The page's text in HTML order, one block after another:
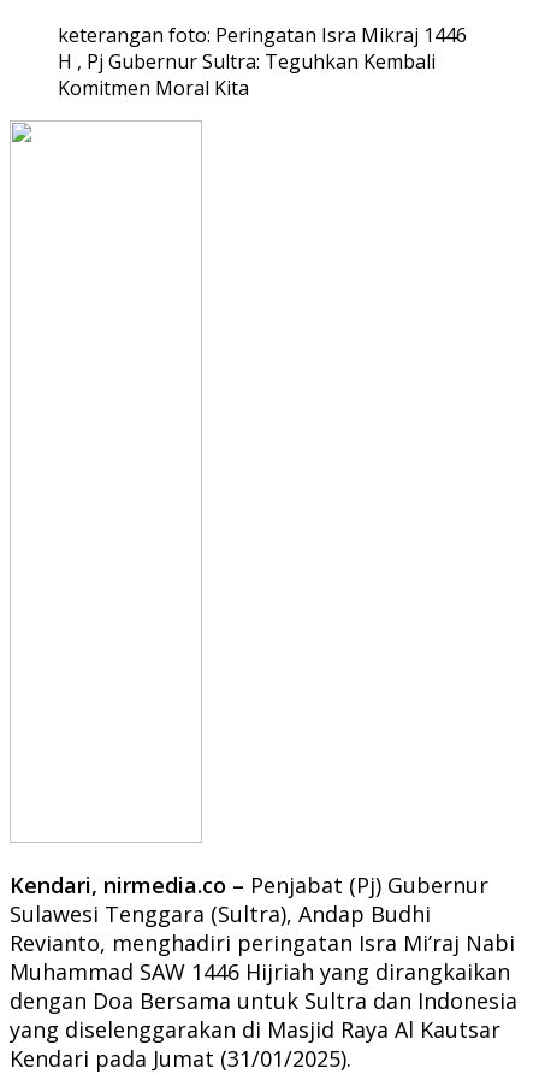
keterangan foto: Peringatan Isra Mikraj 1446
H , Pj Gubernur Sultra: Teguhkan Kembali
Komitmen Moral Kita
Kendari, nirmedia.co – Penjabat (Pj) Gubernur
Sulawesi Tenggara (Sultra), Andap Budhi
Revianto, menghadiri peringatan Isra Mi’raj Nabi
Muhammad SAW 1446 Hijriah yang dirangkaikan
dengan Doa Bersama untuk Sultra dan Indonesia
yang diselenggarakan di Masjid Raya Al Kautsar
Kendari pada Jumat (31/01/2025).